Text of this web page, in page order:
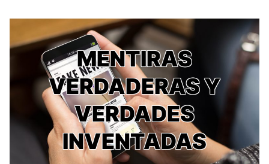
MENTIRAS
VERDADERAS Y
VERDADES
INVENTADAS